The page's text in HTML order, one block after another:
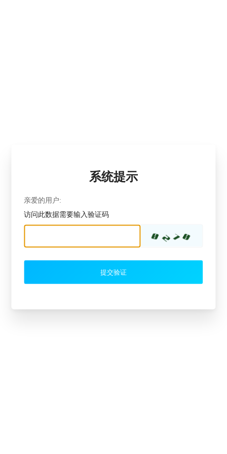
系统提示
亲爱的用户:
访问此数据需要输入验证码